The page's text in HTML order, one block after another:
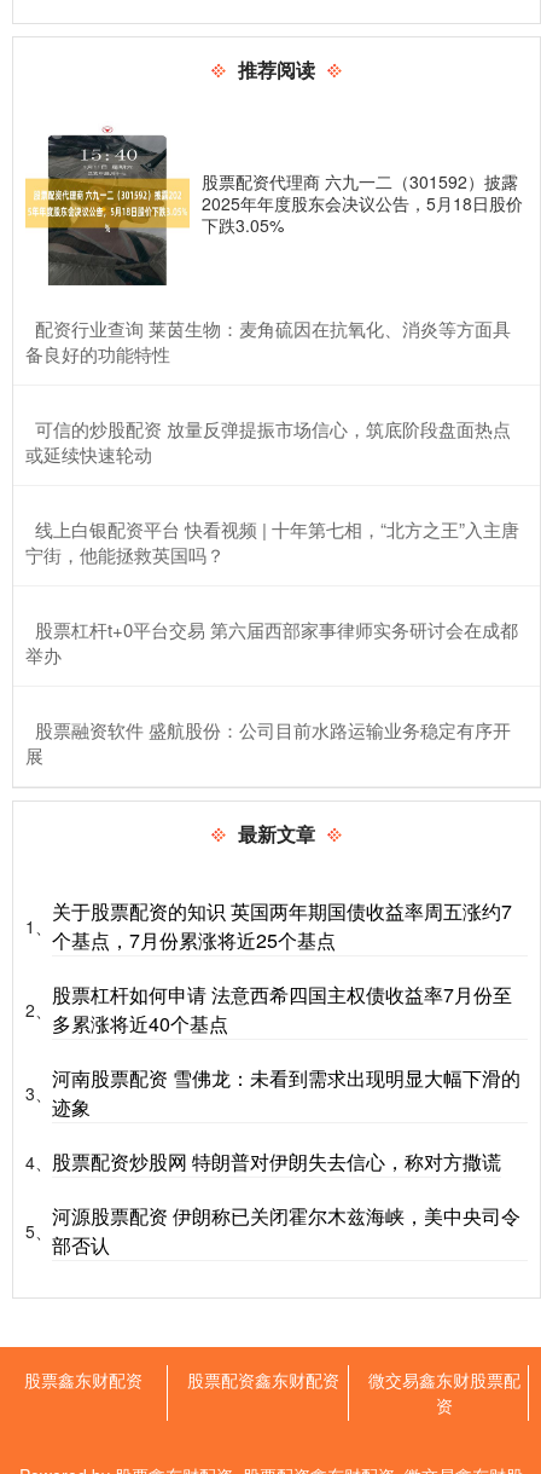
推荐阅读
股票配资代理商 六九一二（301592）披露
2025年年度股东会决议公告，5月18日股价
下跌3.05%
​配资行业查询 莱茵生物：麦角硫因在抗氧化、消炎等方面具
备良好的功能特性
​可信的炒股配资 放量反弹提振市场信心，筑底阶段盘面热点
或延续快速轮动
​线上白银配资平台 快看视频 | 十年第七相，“北方之王”入主唐
宁街，他能拯救英国吗？
​股票杠杆t+0平台交易 第六届西部家事律师实务研讨会在成都
举办
​股票融资软件 盛航股份：公司目前水路运输业务稳定有序开
展
最新文章
1、
关于股票配资的知识 英国两年期国债收益率周五涨约7
个基点，7月份累涨将近25个基点
2、
股票杠杆如何申请 法意西希四国主权债收益率7月份至
多累涨将近40个基点
3、
河南股票配资 雪佛龙：未看到需求出现明显大幅下滑的
迹象
4、 股票配资炒股网 特朗普对伊朗失去信心，称对方撒谎
5、
河源股票配资 伊朗称已关闭霍尔木兹海峡，美中央司令
部否认
股票鑫东财配资 股票配资鑫东财配资
微交易鑫东财股票配
资